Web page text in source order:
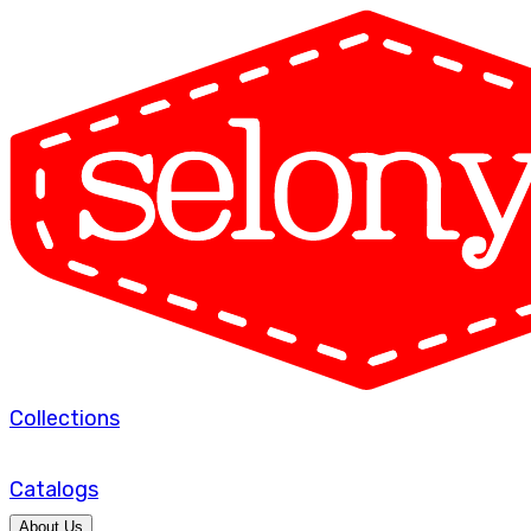
Collections
Catalogs
About Us